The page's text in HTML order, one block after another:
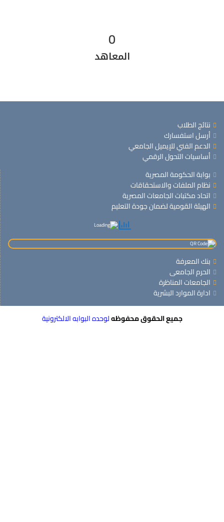
المعاهد
0
نتائج الطلاب
أرسل استفسارك
الدعم الفني للإيميل الجامعي
أساسيات التحول الرقمي
بوابة الحكومة المصرية
نظام الملفات والاستحقاقات
اتحاد مكتبات الجامعات المصرية
الهيئة القومية لضمان جودة التعليم
بنك المعرفة
الحرم الجامعى
الجامعات المناظرة
ادارة الموارد البشرية
جميع الحقوق محفوظهلوحده البوابه الالكترونية